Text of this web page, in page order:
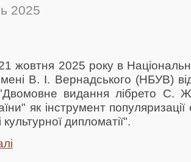
2025
жовтня 2025 року в
В. І. Вернадського (НБУВ)
видання лібрето С.
як інструмент популяризації
культурної дипломатії".